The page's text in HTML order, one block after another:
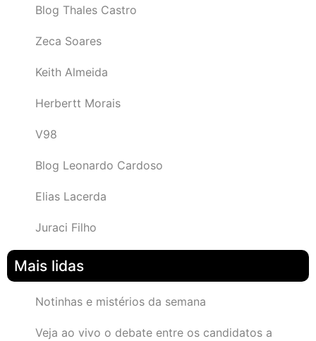
Blog Thales Castro
Zeca Soares
Keith Almeida
Herbertt Morais
V98
Blog Leonardo Cardoso
Elias Lacerda
Juraci Filho
Mais lidas
Notinhas e mistérios da semana
Veja ao vivo o debate entre os candidatos a